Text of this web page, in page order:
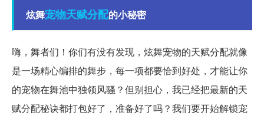
炫舞宠物天赋分配的小秘密
嗨，舞者们！你们有没有发现，炫舞宠物的天赋分配就像
是一场精心编排的舞步，每一项都要恰到好处，才能让你
的宠物在舞池中独领风骚？但别担心，我已经把最新的天
赋分配秘诀都打包好了，准备好了吗？我们要开始解锁宠